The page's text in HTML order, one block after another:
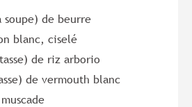
soupe) de beurre
blanc, ciselé
de riz arborio
de vermouth blanc